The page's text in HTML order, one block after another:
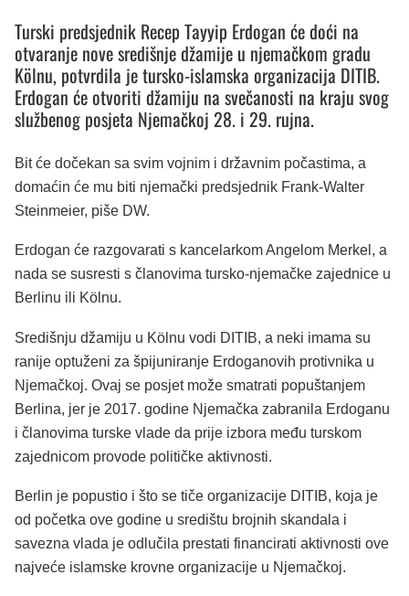
Turski predsjednik Recep Tayyip Erdogan će doći na
otvaranje nove središnje džamije u njemačkom gradu
Kölnu, potvrdila je tursko-islamska organizacija DITIB.
Erdogan će otvoriti džamiju na svečanosti na kraju svog
službenog posjeta Njemačkoj 28. i 29. rujna.
Bit će dočekan sa svim vojnim i državnim počastima, a
domaćin će mu biti njemački predsjednik Frank-Walter
Steinmeier, piše DW.
Erdogan će razgovarati s kancelarkom Angelom Merkel, a
nada se susresti s članovima tursko-njemačke zajednice u
Berlinu ili Kölnu.
Središnju džamiju u Kölnu vodi DITIB, a neki imama su
ranije optuženi za špijuniranje Erdoganovih protivnika u
Njemačkoj. Ovaj se posjet može smatrati popuštanjem
Berlina, jer je 2017. godine Njemačka zabranila Erdoganu
i članovima turske vlade da prije izbora među turskom
zajednicom provode političke aktivnosti.
Berlin je popustio i što se tiče organizacije DITIB, koja je
od početka ove godine u središtu brojnih skandala i
savezna vlada je odlučila prestati financirati aktivnosti ove
najveće islamske krovne organizacije u Njemačkoj.